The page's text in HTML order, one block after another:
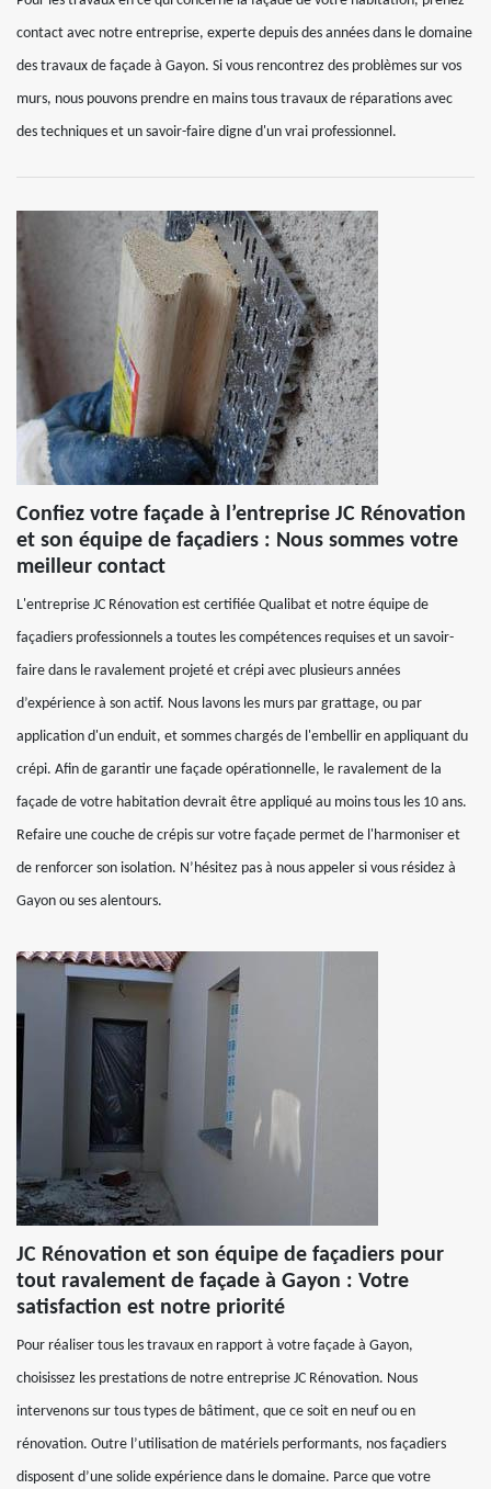
contact avec notre entreprise, experte depuis des années dans le domaine
des travaux de façade à Gayon. Si vous rencontrez des problèmes sur vos
murs, nous pouvons prendre en mains tous travaux de réparations avec
des techniques et un savoir-faire digne d'un vrai professionnel.
Confiez votre façade à l’entreprise JC Rénovation
et son équipe de façadiers : Nous sommes votre
meilleur contact
L'entreprise JC Rénovation est certifiée Qualibat et notre équipe de
façadiers professionnels a toutes les compétences requises et un savoir-
faire dans le ravalement projeté et crépi avec plusieurs années
d’expérience à son actif. Nous lavons les murs par grattage, ou par
application d'un enduit, et sommes chargés de l'embellir en appliquant du
crépi. Afin de garantir une façade opérationnelle, le ravalement de la
façade de votre habitation devrait être appliqué au moins tous les 10 ans.
Refaire une couche de crépis sur votre façade permet de l'harmoniser et
de renforcer son isolation. N’hésitez pas à nous appeler si vous résidez à
Gayon ou ses alentours.
JC Rénovation et son équipe de façadiers pour
tout ravalement de façade à Gayon : Votre
satisfaction est notre priorité
Pour réaliser tous les travaux en rapport à votre façade à Gayon,
choisissez les prestations de notre entreprise JC Rénovation. Nous
intervenons sur tous types de bâtiment, que ce soit en neuf ou en
rénovation. Outre l’utilisation de matériels performants, nos façadiers
disposent d’une solide expérience dans le domaine. Parce que votre